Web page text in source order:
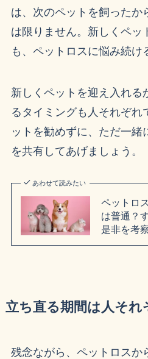
は、次のペットを飼ったか
は限りません。新しくペッ
も、ペットロスに悩み続け
新しくペットを迎え入れる
るタイミングも人それぞれ
ットを勧めずに、ただ一緒
を共有してあげましょう。
あわせて読みたい
ペットロ
は普通？
是非を考
立ち直る期間は人それ
残念ながら、ペットロスか